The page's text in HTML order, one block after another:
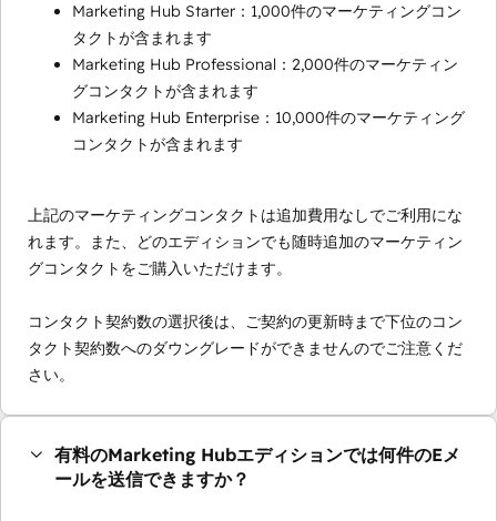
Marketing Hub Starter：1,000件のマーケティングコン
タクトが含まれます
Marketing Hub Professional：2,000件のマーケティン
グコンタクトが含まれます
Marketing Hub Enterprise：10,000件のマーケティング
コンタクトが含まれます
上記のマーケティングコンタクトは追加費用なしでご利用にな
れます。また、どのエディションでも随時追加のマーケティン
グコンタクトをご購入いただけます。
コンタクト契約数の選択後は、ご契約の更新時まで下位のコン
タクト契約数へのダウングレードができませんのでご注意くだ
さい。
有料のMarketing Hubエディションでは何件のEメ
ールを送信できますか？